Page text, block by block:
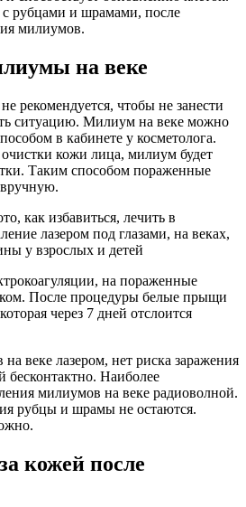
с рубцами и шрамами, после
милиумов.
на веке
рекомендуется, чтобы не занести
ситуацию. Милиум на веке можно
в кабинете у косметолога.
кожи лица, милиум будет
Таким способом пораженные
на пораженные
После процедуры белые прыщи
через 7 дней отслоится
веке лазером, нет риска заражения
бесконтактно. Наиболее
милиумов на веке радиоволной.
рубцы и шрамы не остаются.
кожей после